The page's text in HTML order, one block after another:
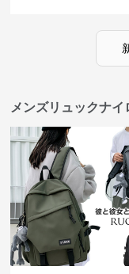
メンズリュックナ